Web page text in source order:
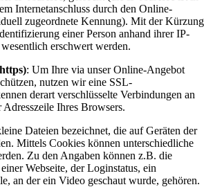
Internetanschluss durch den Online-
zugeordnete Kennung). Mit der Kürzung
einer Person anhand ihrer IP-
erschwert werden.
: Um Ihre via unser Online-Angebot
nutzen wir eine SSL-
derart verschlüsselte Verbindungen an
Ihres Browsers.
Dateien bezeichnet, die auf Geräten der
Mittels Cookies können unterschiedliche
Zu den Angaben können z.B. die
Webseite, der Loginstatus, ein
an der ein Video geschaut wurde, gehören.